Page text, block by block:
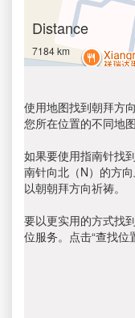
Distance
7184 km
使用地图找到朝拜方
您所在位置的不同地
如果要使用指南针找
南针向北（N）的方
以朝朝拜方向祈祷。
要以更实用的方式找
位服务。点击“查找位